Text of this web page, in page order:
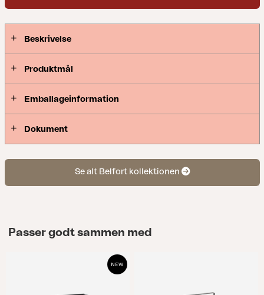
Beskrivelse
Produktmål
Emballageinformation
Dokument
Se alt Belfort kollektionen
Passer godt sammen med